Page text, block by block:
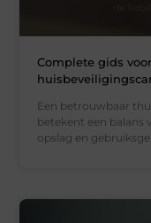
Complete gids
Een betrouwbaar
betekent een balans
opslag en